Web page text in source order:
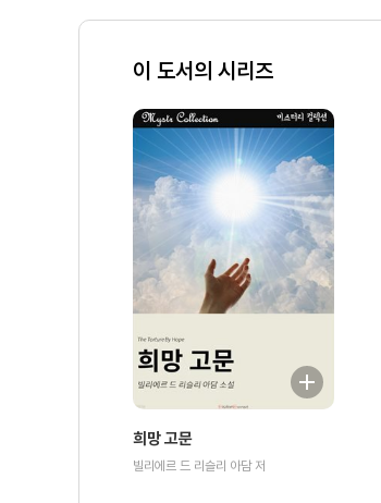
이 도서의 시리즈
희망 고문
빌리에르 드 리슬리 아담 저